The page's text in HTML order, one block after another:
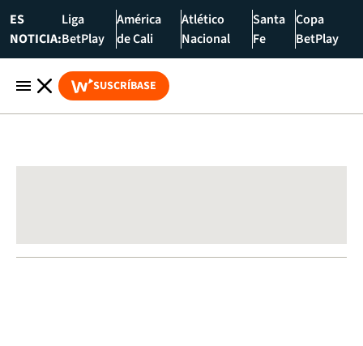
ES
NOTICIA:
Liga
BetPlay
América
de Cali
Atlético
Nacional
Santa
Fe
Copa
BetPlay
SUSCRÍBASE